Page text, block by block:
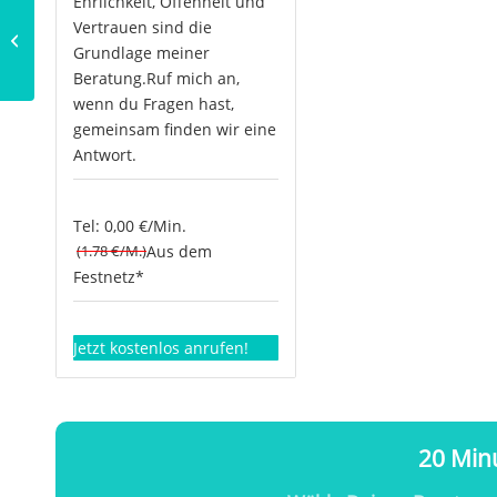
Vertrauen sind die
Grundlage meiner
Beratung.Ruf mich an,
wenn du Fragen hast,
gemeinsam finden wir eine
Antwort.
Tel: 0,00 €/Min.
(1.78 €/M.)Aus dem
Festnetz*
Jetzt kostenlos anrufen!
20
Die Farbe des Lebens: